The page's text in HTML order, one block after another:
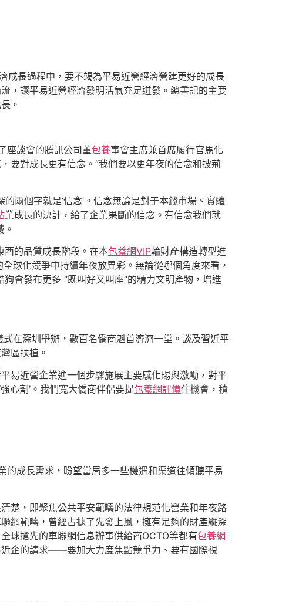
成長過程中，要不竭為平易近營經濟營建更好的成長
，讓平易近營經濟發明活氣充足迸發。總書記的主要
。
座談會的騰訊公司董包養事會主席兼首席履行官馬化
要對成長更有信念。“我們要以更年夜的信念和披荊
的兩個字就是‘信念’。信念無論是對于本錢市場、實體
業成長的決計，給了企業果斷的信念。有信念我們就
西的品質成長階段。在本包養網VIP輪財產構造轉型進
球化競爭中持續年夜放異彩。無論從哪個角度來看，
會發布更多 “既叫好又叫座”的精力文明產物，增進
在深圳舉辦，數百名僑商魁首濟濟一堂。談及習近平
區扶植。
易近營企業進一個步驟施展主要感化賜與激勵，對平
強心劑’。我們寬大僑商伴侶要捉包養網評價住機會，積
成長需求，盼望當局多一些機遇和渠道往傾聽平易
楚，即聚焦公共平安範疇的法律規范化營業和年夜路
網範疇，曾經占據了先發上風，擁有足夠的財產縱深
球搶先的車聯網信息辦事供給商OCTO等都有包養網
企的請求——要加大力度焦點競爭力、要有國際視